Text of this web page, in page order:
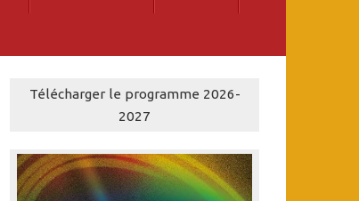
Télécharger le programme 2026-
2027